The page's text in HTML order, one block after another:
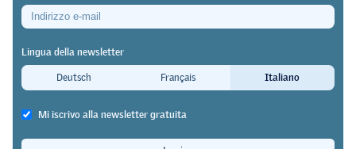
Studio di WorkMed che ha intervistato 45.000
Tre giovani su quattro vivono bene
l’apprendistato, ma alcuni hanno
bisogno di più sostegno
Lingua della newsletter
Deutsch
Français Italiano
Mi iscrivo alla newsletter gratuita